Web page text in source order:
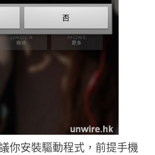
你安裝驅動程式，前提手機